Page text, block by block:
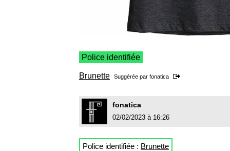
Police identifiée
Brunette Suggérée par fonatica
fonatica
02/02/2023 à 16:26
Police identifiée : Brunette